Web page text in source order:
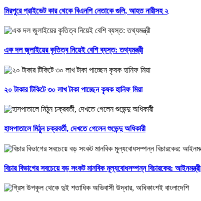
মিরপুরে প্রাইভেট কার থেকে বিএনপি নেতাকে গুলি, আহত নারীসহ ২
এক দল জুলাইয়ের কৃতিত্ব নিয়েই বেশি ব্যস্ত: তথ্যমন্ত্রী
২০ টাকার টিকিটে ৩০ লাখ টাকা পাচ্ছেন কৃষক হানিফ মিয়া
হাসপাতালে মিঠুন চক্রবর্তী, দেখতে গেলেন শুভেন্দু অধিকারী
বিচার বিভাগের সবচেয়ে বড় সংকট মানবিক মূল্যবোধসম্পন্ন বিচারকের: আইনমন্ত্রী